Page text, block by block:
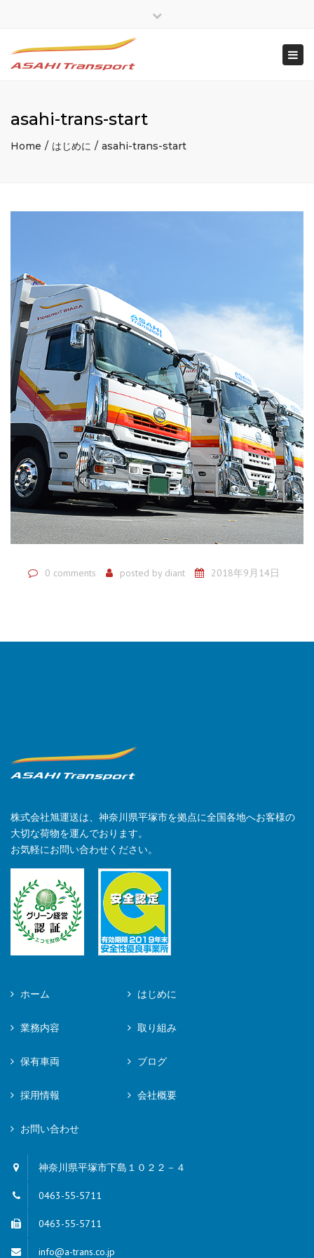
asahi-trans-start
Home はじめに asahi-trans-start
0 comments posted by diant 2018年9月14日
株式会社旭運送は、神奈川県平塚市を拠点に全国各地へお客様の
大切な荷物を運んでおります。
お気軽にお問い合わせください。
ホーム はじめに
業務内容 取り組み
保有車両 ブログ
採用情報 会社概要
お問い合わせ
神奈川県平塚市下島１０２２－４
0463-55-5711
0463-55-5711
info@a-trans.co.jp